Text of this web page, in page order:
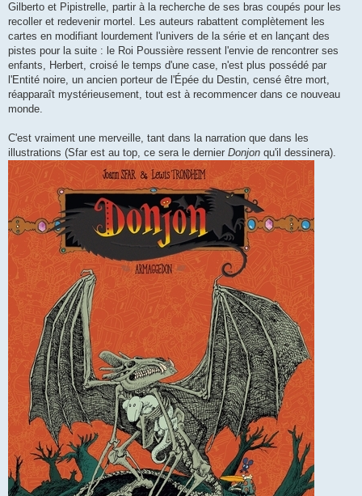
Gilberto et Pipistrelle, partir à la recherche de ses bras coupés pour les
recoller et redevenir mortel. Les auteurs rabattent complètement les
cartes en modifiant lourdement l'univers de la série et en lançant des
pistes pour la suite : le Roi Poussière ressent l'envie de rencontrer ses
enfants, Herbert, croisé le temps d'une case, n'est plus possédé par
l'Entité noire, un ancien porteur de l'Épée du Destin, censé être mort,
réapparaît mystérieusement, tout est à recommencer dans ce nouveau
monde.
C'est vraiment une merveille, tant dans la narration que dans les
illustrations (Sfar est au top, ce sera le dernier Donjon qu'il dessinera).